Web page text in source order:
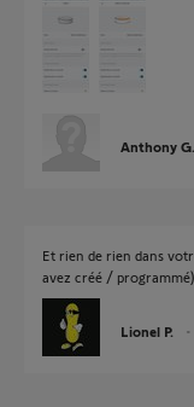
Anthony G.
Et rien de rien dans
avez créé /
Lionel P.